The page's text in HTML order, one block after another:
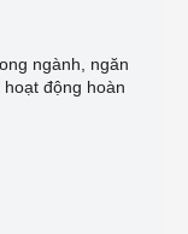
ngành, ngăn
động hoàn